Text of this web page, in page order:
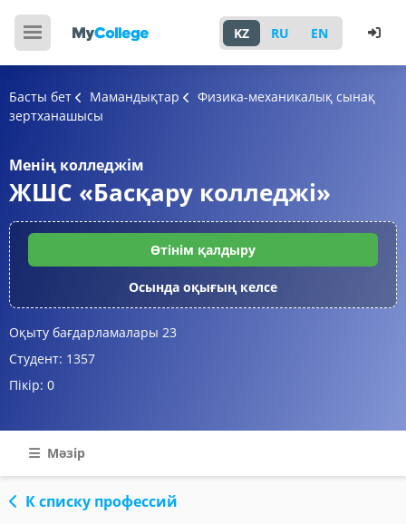
KZ RU EN
Басты бет Мамандықтар
Физика-механикалық сынақ
зертханашысы
Менің колледжім
ЖШС «Басқару колледжі»
Өтінім қалдыру
Осында оқығың келсе
Оқыту бағдарламалары 23
Студент: 1357
Пікір: 0
Мәзір
К списку профессий